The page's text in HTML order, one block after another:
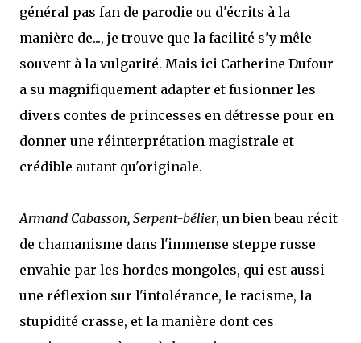
général pas fan de parodie ou d'écrits à la
manière de..., je trouve que la facilité s'y mêle
souvent à la vulgarité. Mais ici Catherine Dufour
a su magnifiquement adapter et fusionner les
divers contes de princesses en détresse pour en
donner une réinterprétation magistrale et
crédible autant qu'originale.
Armand Cabasson, Serpent-bélier, un bien beau récit
de chamanisme dans l'immense steppe russe
envahie par les hordes mongoles, qui est aussi
une réflexion sur l'intolérance, le racisme, la
stupidité crasse, et la manière dont ces